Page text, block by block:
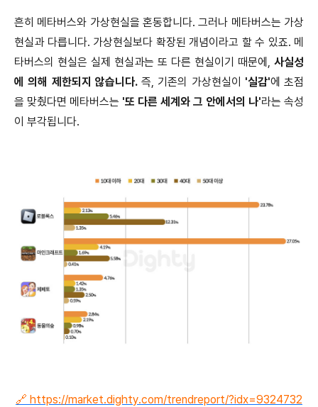
흔히 메타버스와 가상현실을 혼동합니다. 그러나 메타버스는 가상
현실과 다릅니다. 가상현실보다 확장된 개념이라고 할 수 있죠. 메
타버스의 현실은 실제 현실과는 또 다른 현실이기 때문에, 사실성
에 의해 제한되지 않습니다.즉, 기존의 가상현실이 '실감'에 초점
을 맞췄다면 메타버스는 '또 다른 세계와 그 안에서의 나'라는 속성
이 부각됩니다.
🔗 https://market.dighty.com/trendreport/?idx=9324732